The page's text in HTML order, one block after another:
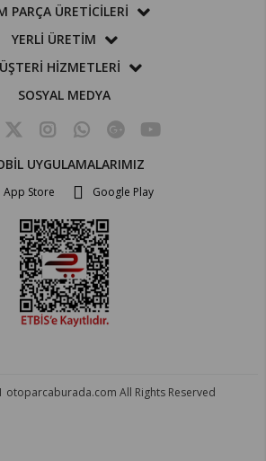
PARÇA ÜRETİCİLERİ
YERLİ ÜRETİM
HİZMETLERİ
SOSYAL MEDYA
UYGULAMALARIMIZ
App Store Google Play
otoparcaburada.com All Rights Reserved